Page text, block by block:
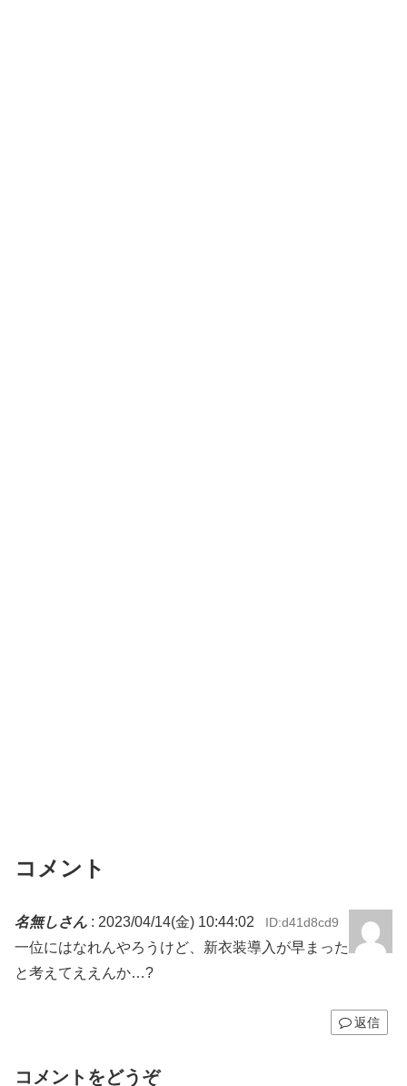
コメント
名無しさん : 2023/04/14(金) 10:44:02 ID:d41d8cd9
一位にはなれんやろうけど、新衣装導入が早まった
と考えてええんか…?
返信
コメントをどうぞ